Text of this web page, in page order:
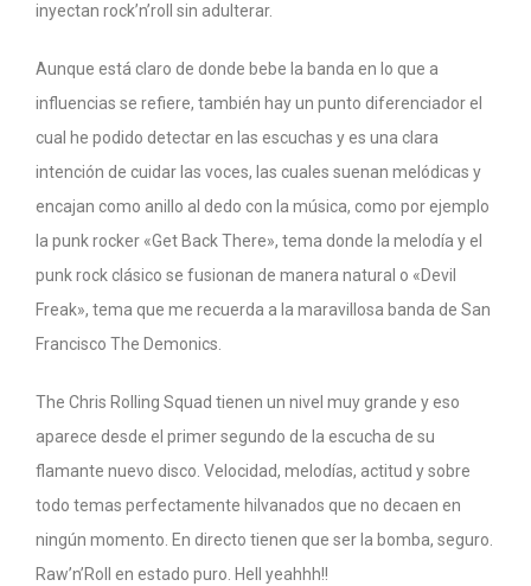
inyectan rock’n’roll sin adulterar.
Aunque está claro de donde bebe la banda en lo que a
influencias se refiere, también hay un punto diferenciador el
cual he podido detectar en las escuchas y es una clara
intención de cuidar las voces, las cuales suenan melódicas y
encajan como anillo al dedo con la música, como por ejemplo
la punk rocker «Get Back There», tema donde la melodía y el
punk rock clásico se fusionan de manera natural o «Devil
Freak», tema que me recuerda a la maravillosa banda de San
Francisco The Demonics.
The Chris Rolling Squad tienen un nivel muy grande y eso
aparece desde el primer segundo de la escucha de su
flamante nuevo disco. Velocidad, melodías, actitud y sobre
todo temas perfectamente hilvanados que no decaen en
ningún momento. En directo tienen que ser la bomba, seguro.
Raw’n’Roll en estado puro. Hell yeahhh!!